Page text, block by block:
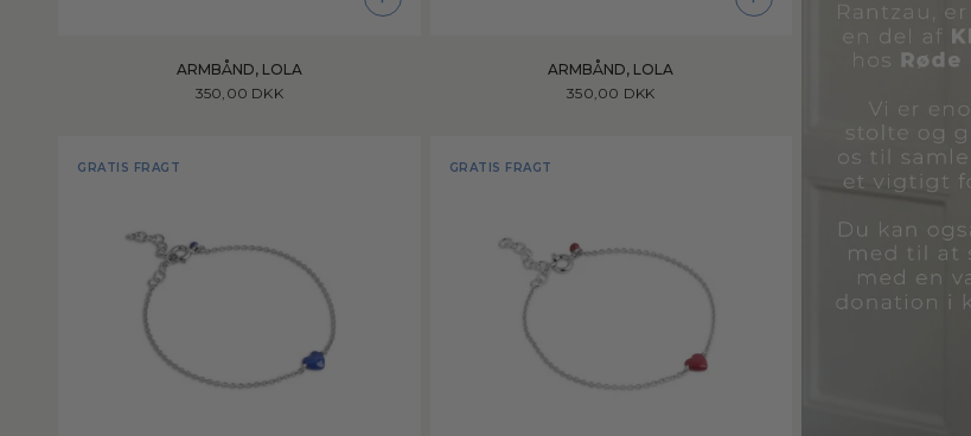
ARMBÅND, LOLA
350,00 DKK
ARMBÅND, LOLA
350,00 DKK
GRATIS FRAGT GRATIS FRAGT